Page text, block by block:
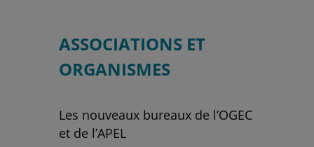
ASSOCIATIONS ET
ORGANISMES
Les nouveaux bureaux de l’OGEC
et de l’APEL